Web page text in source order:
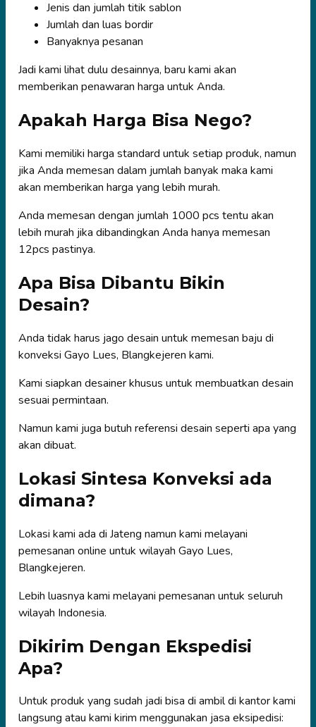
Jenis dan jumlah titik sablon
Jumlah dan luas bordir
Banyaknya pesanan
Jadi kami lihat dulu desainnya, baru kami akan
memberikan penawaran harga untuk Anda.
Apakah Harga Bisa Nego?
Kami memiliki harga standard untuk setiap produk, namun
jika Anda memesan dalam jumlah banyak maka kami
akan memberikan harga yang lebih murah.
Anda memesan dengan jumlah 1000 pcs tentu akan
lebih murah jika dibandingkan Anda hanya memesan
12pcs pastinya.
Apa Bisa Dibantu Bikin
Desain?
Anda tidak harus jago desain untuk memesan baju di
konveksi Gayo Lues, Blangkejeren kami.
Kami siapkan desainer khusus untuk membuatkan desain
sesuai permintaan.
Namun kami juga butuh referensi desain seperti apa yang
akan dibuat.
Lokasi Sintesa Konveksi ada
dimana?
Lokasi kami ada di Jateng namun kami melayani
pemesanan online untuk wilayah Gayo Lues,
Blangkejeren.
Lebih luasnya kami melayani pemesanan untuk seluruh
wilayah Indonesia.
Dikirim Dengan Ekspedisi
Apa?
Untuk produk yang sudah jadi bisa di ambil di kantor kami
langsung atau kami kirim menggunakan jasa eksipedisi: